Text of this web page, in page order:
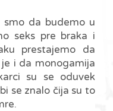
smo da budemo u
seks pre braka i
prestajemo da
i da monogamija
su se oduvek
se znalo čija su to